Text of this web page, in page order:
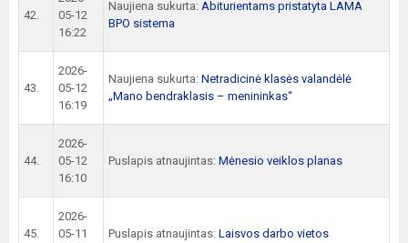
42.
05-12
16:22
Naujiena sukurta: Abiturientams pristatyta LAMA
BPO sistema
43.
2026-
05-12
16:19
Naujiena sukurta: Netradicinė klasės valandėlė
„Mano bendraklasis – menininkas“
44.
2026-
05-12
16:10
Puslapis atnaujintas: Mėnesio veiklos planas
45.
2026-
05-11
Puslapis atnaujintas: Laisvos darbo vietos